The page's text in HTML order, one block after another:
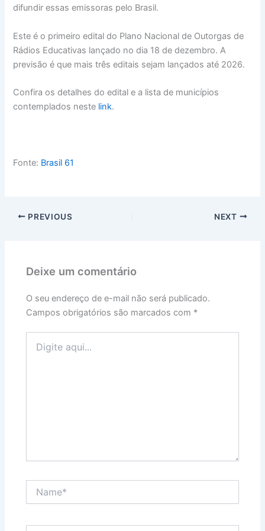
difundir essas emissoras pelo Brasil.
Este é o primeiro edital do Plano Nacional de Outorgas de
Rádios Educativas lançado no dia 18 de dezembro. A
previsão é que mais três editais sejam lançados até 2026.
Confira os detalhes do edital e a lista de municípios
contemplados neste link.
Fonte: Brasil 61
PREVIOUS NEXT
Deixe um comentário
O seu endereço de e-mail não será publicado.
Campos obrigatórios são marcados com *
aqui...